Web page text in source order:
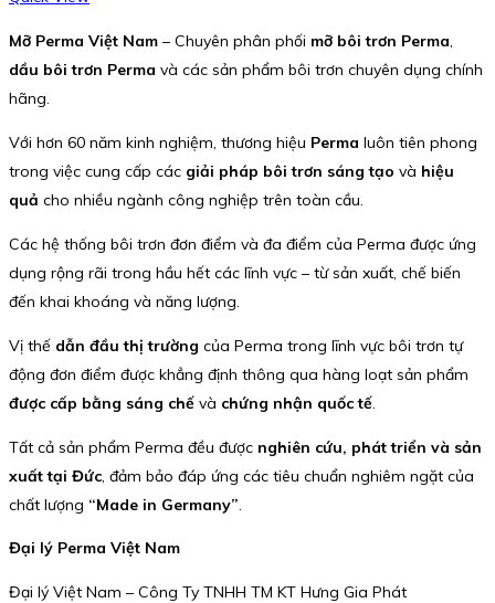
Mỡ Perma Việt Nam – Chuyên phân phối mỡ bôi trơn Perma
dầu bôi trơn Perma và các sản phẩm bôi trơn chuyên dụng chính
hãng.
Với hơn 60 năm kinh nghiệm, thương hiệu Perma luôn tiên phong
trong việc cung cấp các giải pháp bôi trơn sáng tạo và hiệu
quả cho nhiều ngành công nghiệp trên toàn cầu.
Các hệ thống bôi trơn đơn điểm và đa điểm của Perma được ứng
dụng rộng rãi trong hầu hết các lĩnh vực – từ sản xuất, chế biến
đến khai khoáng và năng lượng.
Vị thế dẫn đầu thị trường của Perma trong lĩnh vực bôi trơn tự
động đơn điểm được khẳng định thông qua hàng loạt sản phẩm
được cấp bằng sáng chế và chứng nhận quốc tế
Tất cả sản phẩm Perma đều được nghiên cứu, phát triển và sản
xuất tại Đức , đảm bảo đáp ứng các tiêu chuẩn nghiêm ngặt của
chất lượng “Made in Germany”
Đại lý Perma Việt Nam
Đại lý Việt Nam – Công Ty TNHH TM KT Hưng Gia Phát